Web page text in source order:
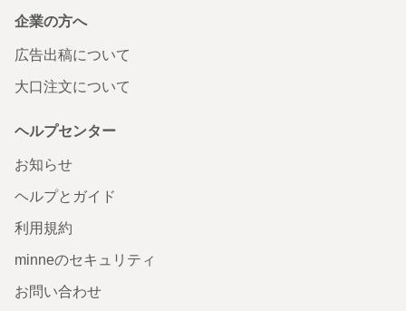
企業の方へ
広告出稿について
大口注文について
ヘルプセンター
お知らせ
ヘルプとガイド
利用規約
minneのセキュリティ
お問い合わせ